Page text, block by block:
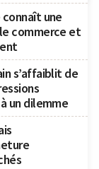
une
commerce et
s’affaiblit de
un dilemme